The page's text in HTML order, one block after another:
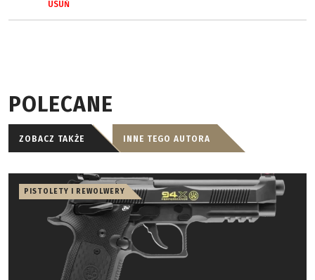
USUŃ
POLECANE
ZOBACZ TAKŻE INNE TEGO AUTORA
PISTOLETY I REWOLWERY